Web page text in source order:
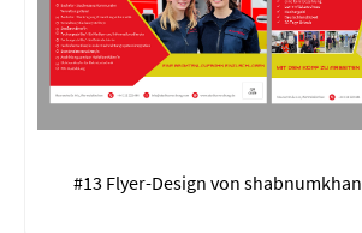
#13 Flyer-Design von shabnumkhan